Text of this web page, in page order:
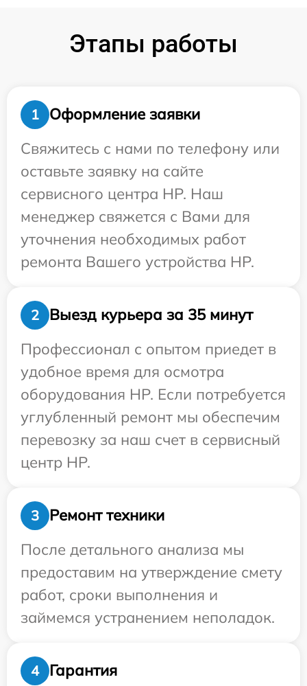
Этапы работы
1
Оформление заявки
Свяжитесь с нами по телефону или
оставьте заявку на сайте
сервисного центра HP. Наш
менеджер свяжется с Вами для
уточнения необходимых работ
ремонта Вашего устройства HP.
2
Выезд курьера за 35 минут
Профессионал с опытом приедет в
удобное время для осмотра
оборудования HP. Если потребуется
углубленный ремонт мы обеспечим
перевозку за наш счет в сервисный
центр HP.
3
Ремонт техники
После детального анализа мы
предоставим на утверждение смету
работ, сроки выполнения и
займемся устранением неполадок.
4 Гарантия